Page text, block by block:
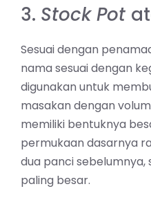
3. Stock Pot
Sesuai dengan
nama sesuai dengan
digunakan untuk
masakan dengan
memiliki bentuknya
permukaan dasarnya
dua panci
paling besar.